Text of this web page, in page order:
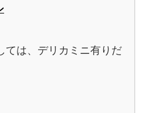
ては、デリカミニ有りだ